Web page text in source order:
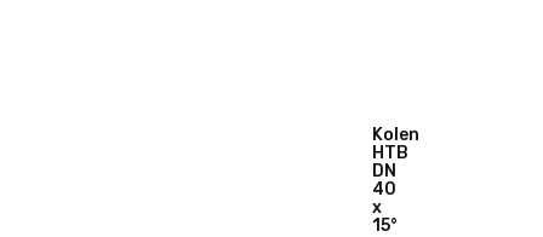
Koleno
HTB
DN
40
x
15°